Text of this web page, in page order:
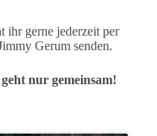
ihr gerne jederzeit per
Gerum senden.
nur gemeinsam!